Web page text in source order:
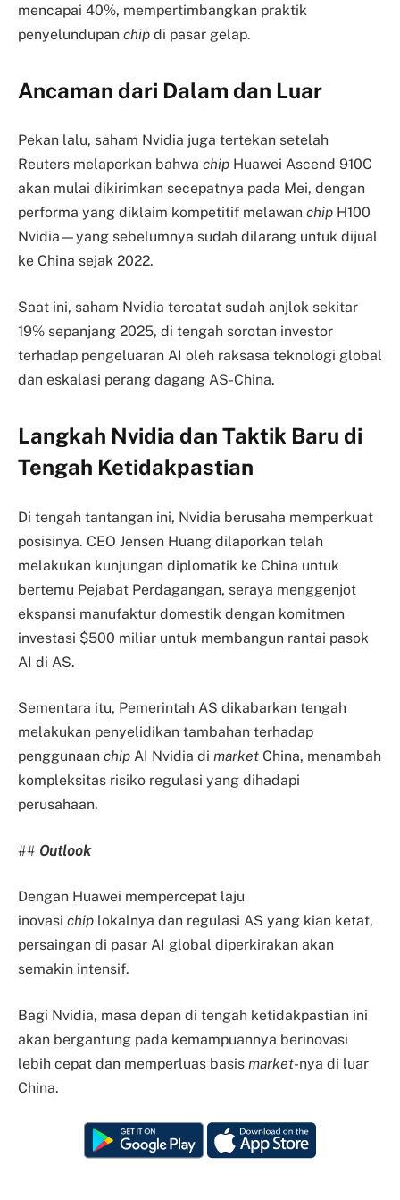
mencapai 40%, mempertimbangkan praktik
penyelundupan chip di pasar gelap.
Ancaman dari Dalam dan Luar
Pekan lalu, saham Nvidia juga tertekan setelah
Reuters melaporkan bahwa chip Huawei Ascend 910C
akan mulai dikirimkan secepatnya pada Mei, dengan
performa yang diklaim kompetitif melawan chip H100
Nvidia—yang sebelumnya sudah dilarang untuk dijual
ke China sejak 2022.
Saat ini, saham Nvidia tercatat sudah anjlok sekitar
19% sepanjang 2025, di tengah sorotan investor
terhadap pengeluaran AI oleh raksasa teknologi global
dan eskalasi perang dagang AS-China.
Langkah Nvidia dan Taktik Baru di
Tengah Ketidakpastian
Di tengah tantangan ini, Nvidia berusaha memperkuat
posisinya. CEO Jensen Huang dilaporkan telah
melakukan kunjungan diplomatik ke China untuk
bertemu Pejabat Perdagangan, seraya menggenjot
ekspansi manufaktur domestik dengan komitmen
investasi $500 miliar untuk membangun rantai pasok
AI di AS.
Sementara itu, Pemerintah AS dikabarkan tengah
melakukan penyelidikan tambahan terhadap
penggunaan chip AI Nvidia di market China, menambah
kompleksitas risiko regulasi yang dihadapi
perusahaan.
## Outlook
Dengan Huawei mempercepat laju
inovasi chip lokalnya dan regulasi AS yang kian ketat,
persaingan di pasar AI global diperkirakan akan
semakin intensif.
Bagi Nvidia, masa depan di tengah ketidakpastian ini
akan bergantung pada kemampuannya berinovasi
lebih cepat dan memperluas basis market-nya di luar
China.